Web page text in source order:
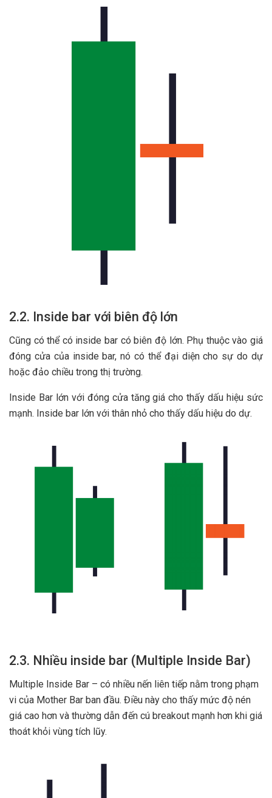
2.2. Inside bar với biên độ lớn
Cũng có thể có inside bar có biên độ lớn. Phụ thuộc vào giá
đóng cửa của inside bar, nó có thể đại diện cho sự do dự
hoặc đảo chiều trong thị trường.
Inside Bar lớn với đóng cửa tăng giá cho thấy dấu hiệu sức
mạnh. Inside bar lớn với thân nhỏ cho thấy dấu hiệu do dự.
2.3. Nhiều inside bar (Multiple Inside Bar)
Multiple Inside Bar – có nhiều nến liên tiếp nằm trong phạm
vi của Mother Bar ban đầu. Điều này cho thấy mức độ nén
giá cao hơn và thường dẫn đến cú breakout mạnh hơn khi giá
thoát khỏi vùng tích lũy.